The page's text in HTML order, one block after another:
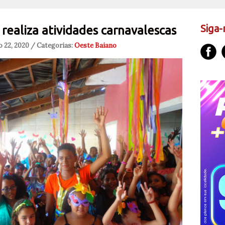
atividades carnavalescas
22, 2020 / Categorias:Oeste Baiano